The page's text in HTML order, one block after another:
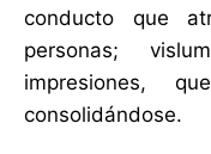
conducto que
personas;
impresiones,
consolidándose.